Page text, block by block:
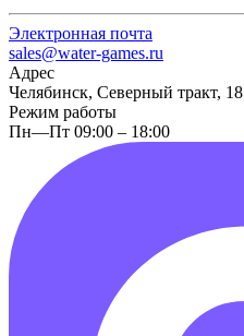
Электронная почта
sales@water-games.ru
Адрес
Челябинск, Северный тракт, 18
Режим работы
Пн—Пт 09:00 – 18:00